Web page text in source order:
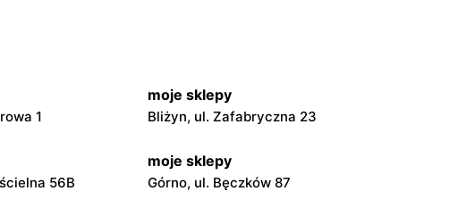
1
moje sklepy
Bliżyn, ul. Zafabryczna 23
56B
moje sklepy
Górno, ul. Bęczków 87